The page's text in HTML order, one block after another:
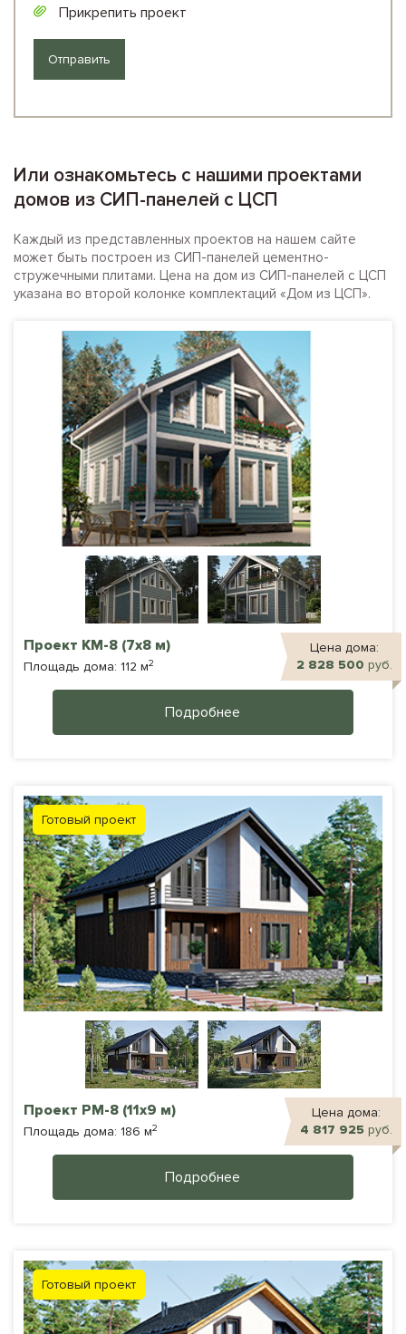
Прикрепить проект
Или ознакомьтесь с нашими проектами
домов из СИП-панелей с ЦСП
Каждый из представленных проектов на нашем сайте
может быть построен из СИП-панелей цементно-
стружечными плитами. Цена на дом из СИП-панелей с ЦСП
указана во второй колонке комплектаций «Дом из ЦСП».
Проект КМ-8 (7х8 м)
Площадь дома: 112 м2
Цена дома:
2 828 500 руб.
Подробнее
Готовый проект
Проект РМ-8 (11х9 м)
Площадь дома: 186 м2
Цена дома:
4 817 925 руб.
Подробнее
Готовый проект